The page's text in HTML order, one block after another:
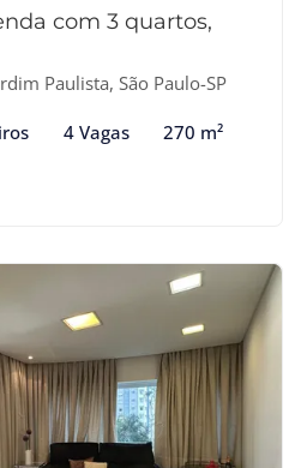
com 3 quartos,
Paulista, São Paulo-SP
4 Vagas 270 m²